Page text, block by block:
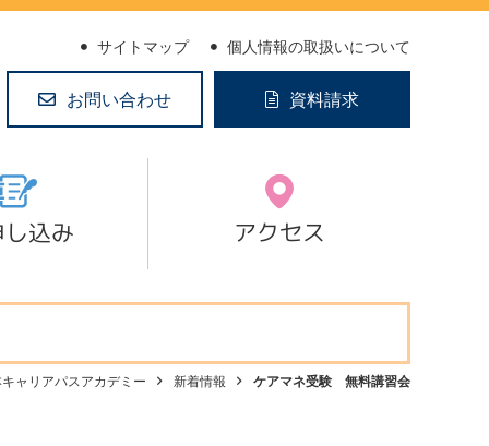
サイトマップ 個人情報の取扱いについて
お問い合わせ 資料請求
込み アクセス
ャリアパスアカデミー 新着情報 ケアマネ受験 無料講習会